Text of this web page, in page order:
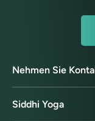
Nehmen Sie
Siddhi Yoga